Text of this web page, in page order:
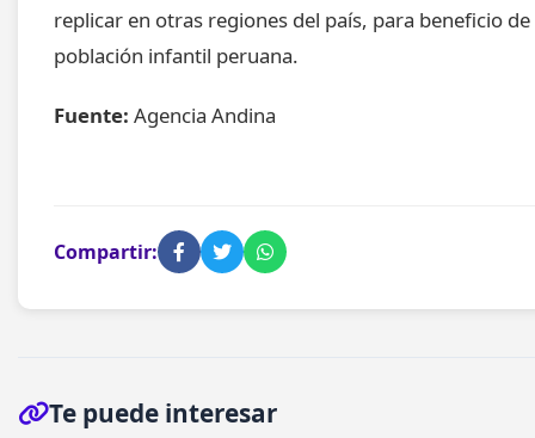
replicar en otras regiones del país, para beneficio de
población infantil peruana.
Fuente: Agencia Andina
Compartir:
Te puede interesar